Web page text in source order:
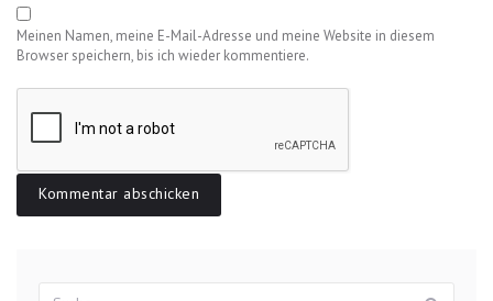
Meinen Namen, meine E-Mail-Adresse und meine Website in diesem
Browser speichern, bis ich wieder kommentiere.